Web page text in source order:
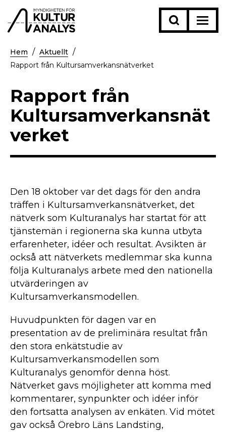
Hem
Aktuellt
Rapport från Kultursamverkansnätverket
Rapport från
Kultursamverkansnät
verket
Den 18 oktober var det dags för den andra
träffen i Kultursamverkansnätverket, det
nätverk som Kulturanalys har startat för att
tjänstemän i regionerna ska kunna utbyta
erfarenheter, idéer och resultat. Avsikten är
också att nätverkets medlemmar ska kunna
följa Kulturanalys arbete med den nationella
utvärderingen av
Kultursamverkansmodellen.
Huvudpunkten för dagen var en
presentation av de preliminära resultat från
den stora enkätstudie av
Kultursamverkansmodellen som
Kulturanalys genomför denna höst.
Nätverket gavs möjligheter att komma med
kommentarer, synpunkter och idéer inför
den fortsatta analysen av enkäten. Vid mötet
gav också Örebro Läns Landsting,